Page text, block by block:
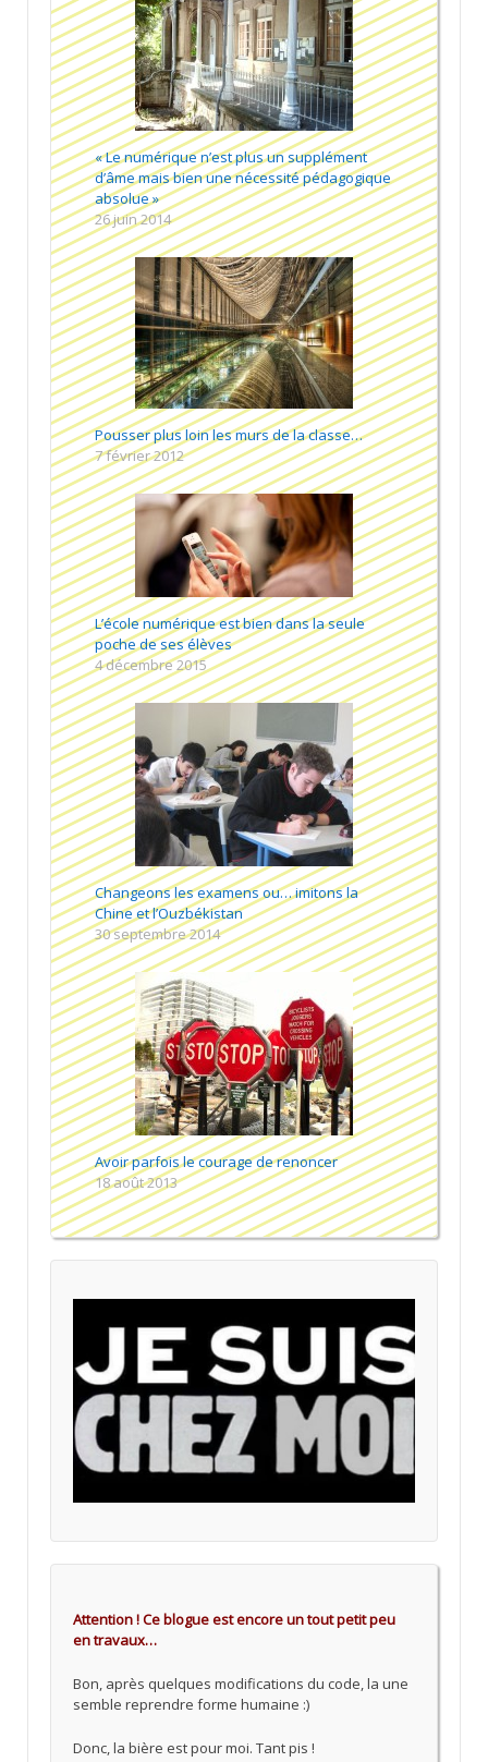
« Le numérique n’est plus un supplément
d’âme mais bien une nécessité pédagogique
absolue »
26 juin 2014
Pousser plus loin les murs de la classe…
7 février 2012
L’école numérique est bien dans la seule
poche de ses élèves
4 décembre 2015
Changeons les examens ou… imitons la
Chine et l’Ouzbékistan
30 septembre 2014
Avoir parfois le courage de renoncer
18 août 2013
Attention ! Ce blogue est encore un tout petit peu
en travaux…
Bon, après quelques modifications du code, la une
semble reprendre forme humaine :)
Donc, la bière est pour moi. Tant pis !